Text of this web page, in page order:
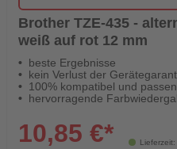
Brother TZE-435 -
weiß auf rot 12 mm
beste Ergebnisse
kein Verlust der
100% kompatibel und
hervorragende
10,85 €*